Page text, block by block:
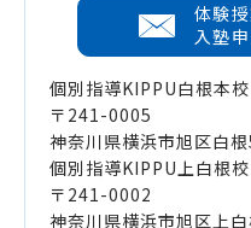
体験
入塾
個別指導KIPPU白根本校
〒241-0005
神奈川県横浜市旭区白
個別指導KIPPU上白根校
〒241-0002
神奈川県横浜市旭区上